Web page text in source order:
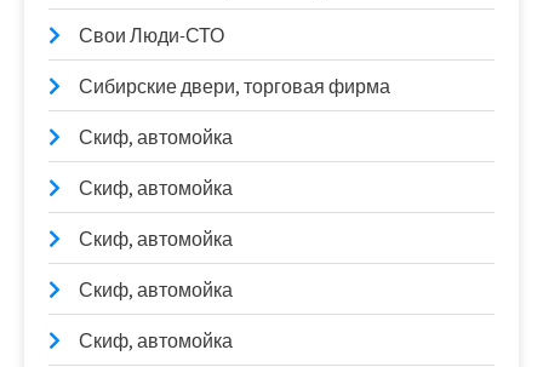
Свои Люди-СТО
Сибирские двери, торговая фирма
Скиф, автомойка
Скиф, автомойка
Скиф, автомойка
Скиф, автомойка
Скиф, автомойка